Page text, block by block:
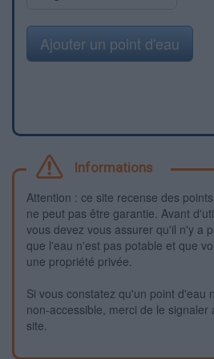
Ajouter un point d'eau
Informations
Attention : ce site recense des
ne peut pas être garantie. Avant
vous devez vous assurer qu'il n'y a
que l'eau n'est pas potable et que
une propriété privée.
Si vous constatez qu'un point d'eau
non-accessible, merci de le signaler
site.